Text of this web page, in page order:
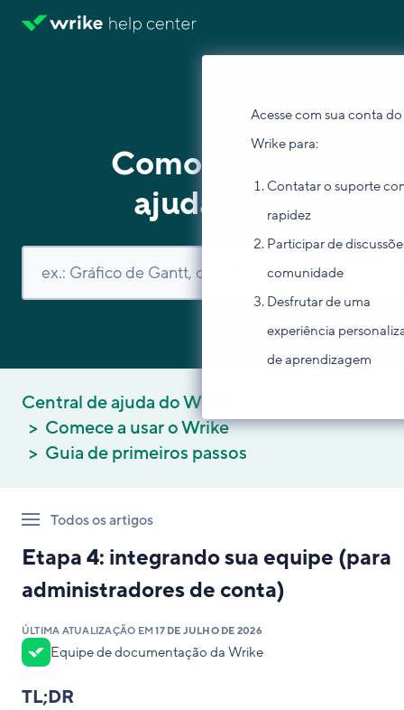
Acesse com sua conta do
Wrike para:
Contatar o suporte
rapidez
Participar de
comunidade
Desfrutar de uma
experiência
de aprendizagem
Como podemos
ajudar você?
Central de ajuda do Wrike
Comece a usar o Wrike
Guia de primeiros passos
Todos os artigos
Etapa 4: integrando sua equipe (para
administradores de conta)
ÚLTIMA ATUALIZAÇÃO EM17 DE JULHO DE 2026
Equipe de documentação da Wrike
TL;DR